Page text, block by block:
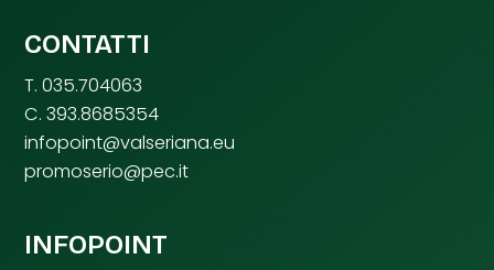
CONTATTI
T. 035.704063
C. 393.8685354
infopoint@valseriana.eu
promoserio@pec.it
INFOPOINT